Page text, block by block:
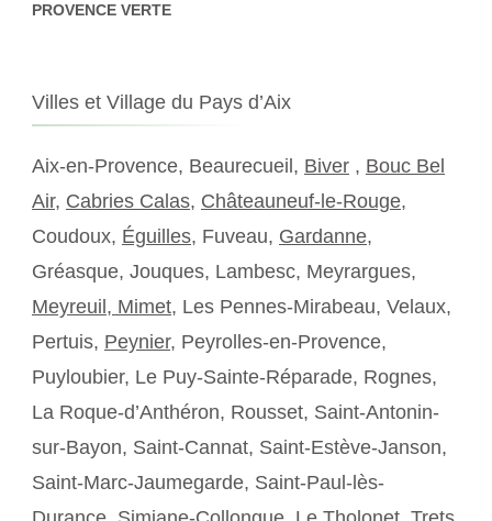
PROVENCE VERTE
Villes et Village du Pays d’Aix
Aix-en-Provence, Beaurecueil, Biver , Bouc Bel
Air, Cabries Calas, Châteauneuf-le-Rouge,
Coudoux, Éguilles, Fuveau, Gardanne,
Gréasque, Jouques, Lambesc, Meyrargues,
Meyreuil, Mimet, Les Pennes-Mirabeau, Velaux,
Pertuis, Peynier, Peyrolles-en-Provence,
Puyloubier, Le Puy-Sainte-Réparade, Rognes,
La Roque-d’Anthéron, Rousset, Saint-Antonin-
sur-Bayon, Saint-Cannat, Saint-Estève-Janson,
Saint-Marc-Jaumegarde, Saint-Paul-lès-